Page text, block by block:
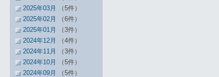
2025年03月
（5件）
2025年02月
（6件）
2025年01月
（3件）
2024年12月
（4件）
2024年11月
（3件）
2024年10月
（5件）
2024年09月
（5件）